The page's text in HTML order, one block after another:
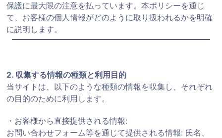
保護に最大限の注意を払っています。本ポリシーを通じ
て、お客様の個人情報がどのように取り扱われるかを明確
に説明します。
2. 収集する情報の種類と利用目的
当サイトは、以下のような種類の情報を収集し、それぞれ
の目的のために利用します。
・お客様から直接提供される情報:
お問い合わせフォーム等を通じて提供される情報: 氏名、